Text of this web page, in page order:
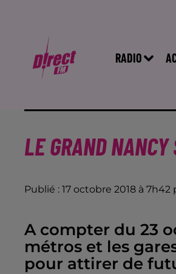
RADIO
LE GRAND NANCY
Publié : 17 octobre 2018 à
A compter du 23
métros et les
pour attirer de